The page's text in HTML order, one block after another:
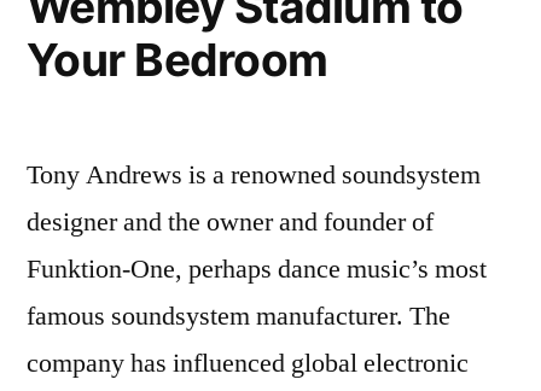
Your Bedroom
Tony Andrews is a renowned soundsystem
designer and the owner and founder of
Funktion-One, perhaps dance music’s most
famous soundsystem manufacturer. The
company has influenced global electronic